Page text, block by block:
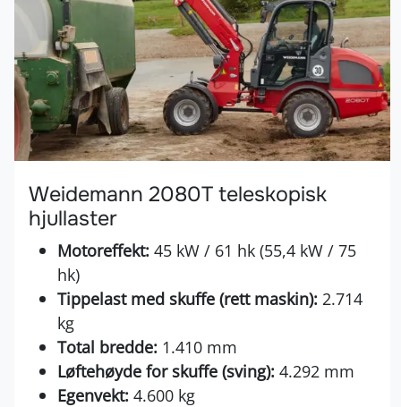
Weidemann 2080T teleskopisk
hjullaster
Motoreffekt: 45 kW / 61 hk (55,4 kW / 75
hk)
Tippelast med skuffe (rett maskin): 2.714
kg
Total bredde: 1.410 mm
Løftehøyde for skuffe (sving): 4.292 mm
Egenvekt: 4.600 kg